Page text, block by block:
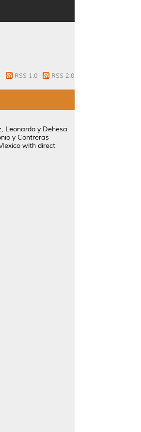
RSS 1.0 RSS 2.0
Leonardo y Dehesa
y Contreras
with direct